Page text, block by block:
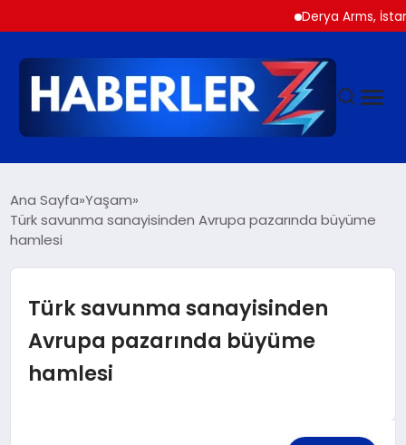
Derya Arms, İstanbul
SIYASET
DÜNYA
EKONOMI
Ana Sayfa Yaşam
Türk savunma sanayisinden Avrupa pazarında büyüme
hamlesi
Türk savunma sanayisinden
Avrupa pazarında büyüme
hamlesi